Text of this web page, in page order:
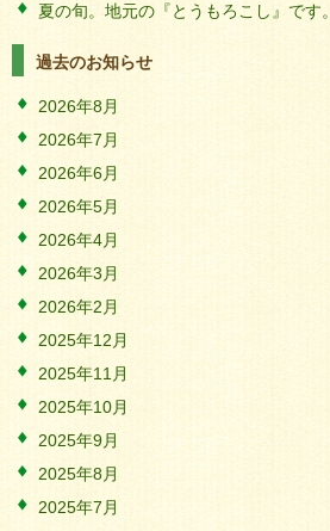
夏の旬。地元の『とうもろこし』です。
過去のお知らせ
2026年8月
2026年7月
2026年6月
2026年5月
2026年4月
2026年3月
2026年2月
2025年12月
2025年11月
2025年10月
2025年9月
2025年8月
2025年7月